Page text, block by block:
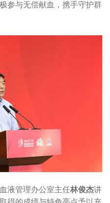
参与无偿献血，携手守护群
管理办公室主任林俊杰讲